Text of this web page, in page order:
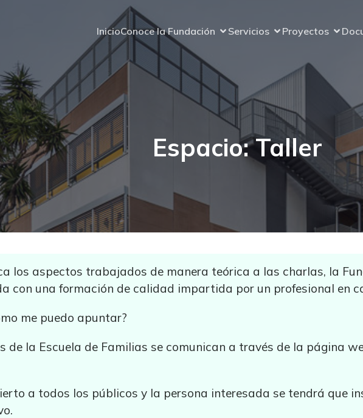
InicioConoce la Fundación Servicios Proyectos
Espacio: Taller
los aspectos trabajados de manera teórica a las charlas, la
con una formación de calidad impartida por un profesional en
me puedo apuntar?
de la Escuela de Familias se comunican a través de la página
a todos los públicos y la persona interesada se tendrá que